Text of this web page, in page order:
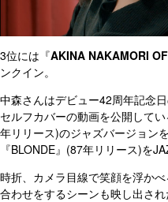
3位には『AKINA NAKAMORI
ンクイン。
中森さんはデビュー42周年記念
セルフカバーの動画を公開して
年リリース)のジャズバージョン
『BLONDE』(87年リリース)を
時折、カメラ目線で笑顔を浮か
合わせをするシーンも映し出され